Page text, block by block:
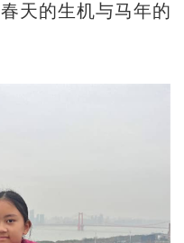
天的生机与马年的